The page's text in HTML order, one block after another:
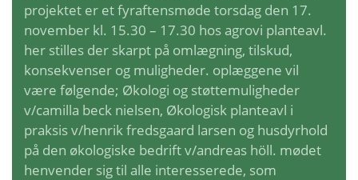
projektet er et fyraftensmøde torsdag den 17.
november kl. 15.30 – 17.30 hos agrovi planteavl.
her stilles der skarpt på omlægning, tilskud,
konsekvenser og muligheder. oplæggene vil
være følgende; Økologi og støttemuligheder
v/camilla beck nielsen, Økologisk planteavl i
praksis v/henrik fredsgaard larsen og husdyrhold
på den økologiske bedrift v/andreas höll. mødet
henvender sig til alle interesserede, som